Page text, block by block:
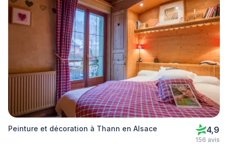
Peinture et décoration à Thann en Alsace 4,9
156 avis